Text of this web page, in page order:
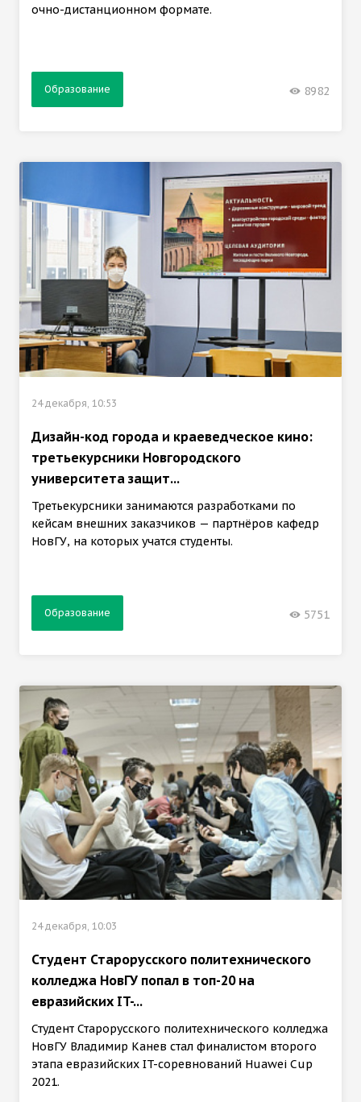
очно-дистанционном формате.
Образование 8982
24 декабря, 10:53
Дизайн-код города и краеведческое кино:
третьекурсники Новгородского
университета защит...
Третьекурсники занимаются разработками по
кейсам внешних заказчиков — партнёров кафедр
НовГУ, на которых учатся студенты.
Образование 5751
24 декабря, 10:03
Студент Старорусского политехнического
колледжа НовГУ попал в топ-20 на
евразийских IT-...
Студент Старорусского политехнического колледжа
НовГУ Владимир Канев стал финалистом второго
этапа евразийских IT-соревнований Huawei Cup
2021.